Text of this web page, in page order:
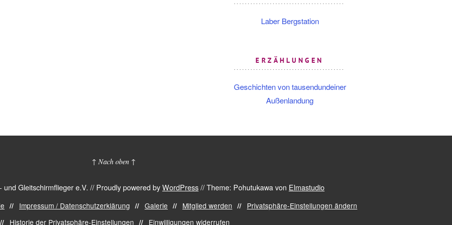
Laber Bergstation
ERZÄHLUNGEN
Geschichten von tausendundeiner
Außenlandung
↑ Nach oben ↑
Gleitschirmflieger e.V. // Proudly powered byWordPress//Theme: Pohutukawa von Elmastudio
Impressum / Datenschutzerklärung Galerie Mitglied werden
Privatsphäre-Einstellungen ändern
Historie der Privatsphäre-Einstellungen
Einwilligungen widerrufen